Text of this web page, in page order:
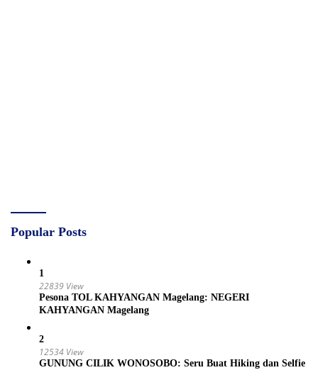
Popular Posts
1
22839 View
Pesona TOL KAHYANGAN Magelang: NEGERI
KAHYANGAN Magelang
2
12534 View
GUNUNG CILIK WONOSOBO: Seru Buat Hiking dan Selfie